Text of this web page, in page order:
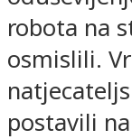
robota na
osmislili.
postavili